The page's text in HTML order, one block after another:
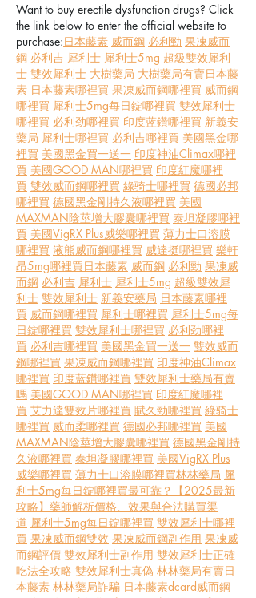
Want to buy erectile dysfunction drugs? Click
the link below to enter the official website to
purchase:日本藤素 威而鋼 必利勁 果凍威而
鋼 必利吉 犀利士 犀利士5mg 超級雙效犀利
士 雙效犀利士 大樹藥局 大樹藥局有賣日本藤
素 日本藤素哪裡買 果凍威而鋼哪裡買 威而鋼
哪裡買 犀利士5mg每日錠哪裡買 雙效犀利士
哪裡買 必利劲哪裡買 印度蓝鑽哪裡買 新義安
藥局 犀利士哪裡買 必利吉哪裡買 美國黑金哪
裡買 美國黑金買一送一 印度神油Climax哪裡
買 美國GOOD MAN哪裡買 印度紅魔哪裡
買 雙效威而鋼哪裡買 綠骑士哪裡買 德國必邦
哪裡買 德國黑金剛持久液哪裡買 美國
MAXMAN陰莖增大膠囊哪裡買 泰坦凝膠哪裡
買 美國VigRX Plus威樂哪裡買 薄力士口溶膜
哪裡買 液熊威而鋼哪裡買 威達挺哪裡買 樂軒
昂5mg哪裡買日本藤素 威而鋼 必利勁 果凍威
而鋼 必利吉 犀利士 犀利士5mg 超級雙效犀
利士 雙效犀利士 新義安藥局 日本藤素哪裡
買 威而鋼哪裡買 犀利士哪裡買 犀利士5mg每
日錠哪裡買 雙效犀利士哪裡買 必利劲哪裡
買 必利吉哪裡買 美國黑金買一送一 雙效威而
鋼哪裡買 果凍威而鋼哪裡買 印度神油Climax
哪裡買 印度蓝鑽哪裡買 雙效犀利士藥局有賣
嗎 美國GOOD MAN哪裡買 印度紅魔哪裡
買 艾力達雙效片哪裡買 賦久勁哪裡買 綠骑士
哪裡買 威而柔哪裡買 德國必邦哪裡買 美國
MAXMAN陰莖增大膠囊哪裡買 德國黑金剛持
久液哪裡買 泰坦凝膠哪裡買 美國VigRX Plus
威樂哪裡買 薄力士口溶膜哪裡買林林藥局 犀
利士5mg每日錠哪裡買最可靠？【2025最新
攻略】藥師解析價格、效果與合法購買渠
道 犀利士5mg每日錠哪裡買 雙效犀利士哪裡
買 果凍威而鋼雙效 果凍威而鋼副作用 果凍威
而鋼評價 雙效犀利士副作用 雙效犀利士正確
吃法全攻略 雙效犀利士真偽 林林藥局有賣日
本藤素 林林藥局詐騙 日本藤素dcard威而鋼